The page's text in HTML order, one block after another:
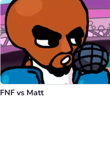
FNF vs Matt